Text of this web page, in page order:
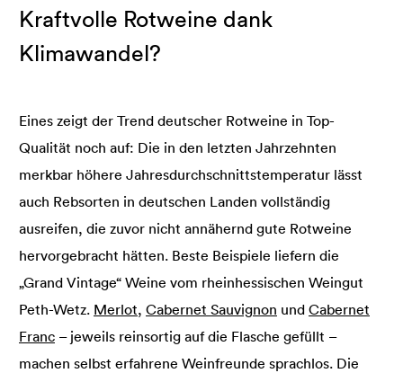
Kraftvolle Rotweine dank
Klimawandel?
Eines zeigt der Trend deutscher Rotweine in Top-
Qualität noch auf: Die in den letzten Jahrzehnten
merkbar höhere Jahresdurchschnittstemperatur lässt
auch Rebsorten in deutschen Landen vollständig
ausreifen, die zuvor nicht annähernd gute Rotweine
hervorgebracht hätten. Beste Beispiele liefern die
„Grand Vintage“ Weine vom rheinhessischen Weingut
Peth-Wetz. Merlot, Cabernet Sauvignon und Cabernet
Franc – jeweils reinsortig auf die Flasche gefüllt –
machen selbst erfahrene Weinfreunde sprachlos. Die